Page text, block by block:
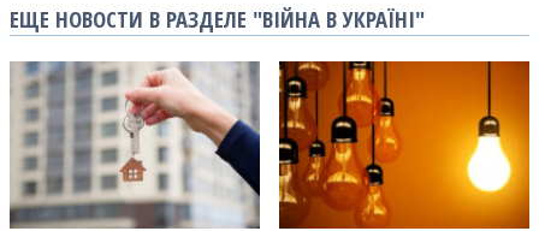
ЕЩЕ НОВОСТИ В РАЗДЕЛЕ "ВІЙНА В УКРАЇНІ"